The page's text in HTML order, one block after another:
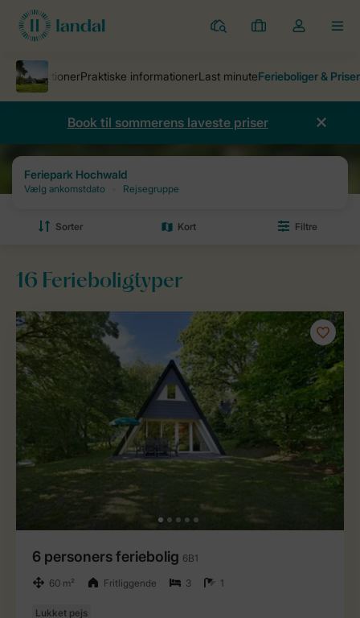
Parker
Mine
Toggle
my
account
dropdown
Book til sommerens laveste priser
Ferieparker Feriepark Hochwald